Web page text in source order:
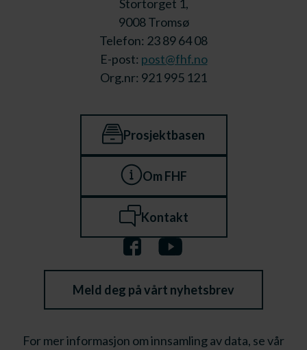
Stortorget 1,
9008 Tromsø
Telefon: 23 89 64 08
E-post: post@fhf.no
Org.nr: 921 995 121
Prosjektbasen
Om FHF
Kontakt
Meld deg på vårt nyhetsbrev
For mer informasjon om innsamling av data, se vår